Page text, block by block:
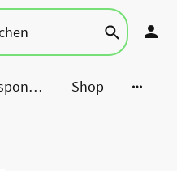
Erste Hilfe, First Responder, Rettung ... Shop